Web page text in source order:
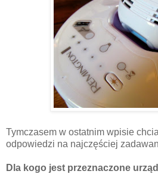
Tymczasem w ostatnim wpisie
odpowiedzi na najczęściej
Dla kogo jest przeznaczone